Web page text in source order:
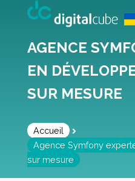
AGENCE
EN
SUR MESURE
Accueil
Agence Symfony
sur mesure